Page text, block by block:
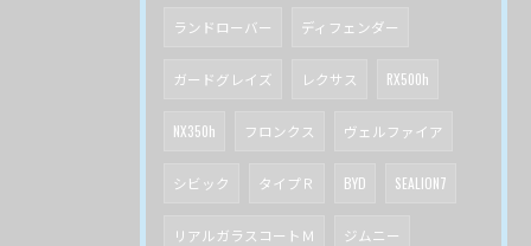
ランドローバー ディフェンダー
ガードグレイズ レクサス RX500h
NX350h フロンクス ヴェルファイア
シビック タイプＲ BYD SEALION7
リアルガラスコートＭ ジムニー